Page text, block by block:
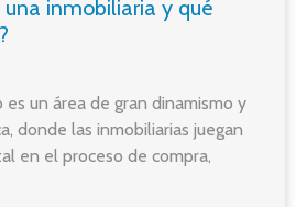
inmobiliaria y qué
es un área de gran dinamismo y
donde las inmobiliarias juegan
en el proceso de compra,